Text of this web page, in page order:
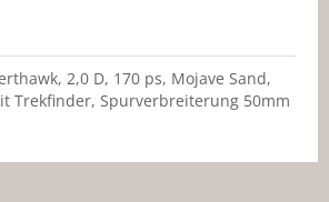
2,0 D, 170 ps, Mojave Sand,
Trekfinder, Spurverbreiterung 50mm